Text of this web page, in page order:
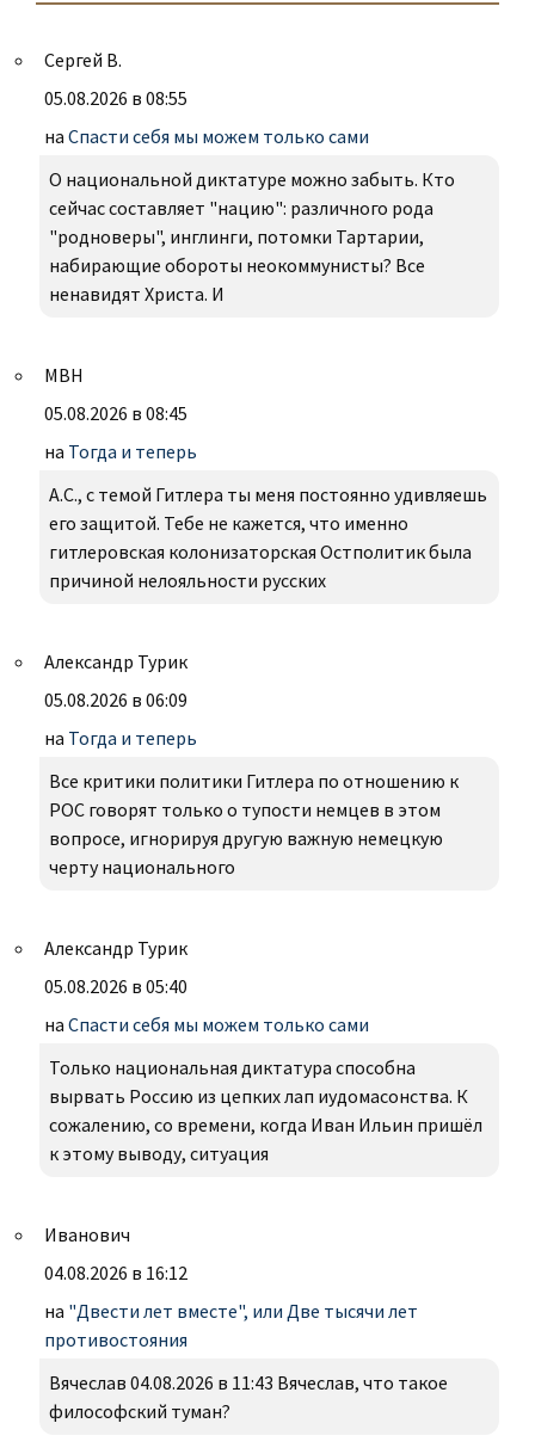
Сергей В.
05.08.2026 в 08:55
на Спасти себя мы можем только сами
О национальной диктатуре можно забыть. Кто
сейчас составляет "нацию": различного рода
"родноверы", инглинги, потомки Тартарии,
набирающие обороты неокоммунисты? Все
ненавидят Христа. И
МВН
05.08.2026 в 08:45
на Тогда и теперь
А.С., с темой Гитлера ты меня постоянно удивляешь
его защитой. Тебе не кажется, что именно
гитлеровская колонизаторская Остполитик была
причиной нелояльности русских
Александр Турик
05.08.2026 в 06:09
на Тогда и теперь
Все критики политики Гитлера по отношению к
РОС говорят только о тупости немцев в этом
вопросе, игнорируя другую важную немецкую
черту национального
Александр Турик
05.08.2026 в 05:40
на Спасти себя мы можем только сами
Только национальная диктатура способна
вырвать Россию из цепких лап иудомасонства. К
сожалению, со времени, когда Иван Ильин пришёл
к этому выводу, ситуация
Иванович
04.08.2026 в 16:12
на "Двести лет вместе", или Две тысячи лет
противостояния
Вячеслав 04.08.2026 в 11:43 Вячеслав, что такое
философский туман?